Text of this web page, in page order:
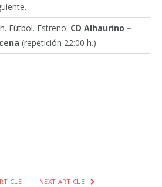
Fútbol. Estreno: CD Alhaurino –
(repetición 22:00 h.)
NEXT ARTICLE